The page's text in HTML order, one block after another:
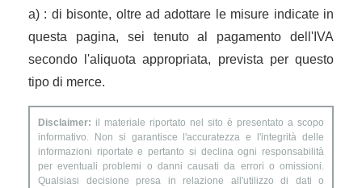
a) : di bisonte, oltre ad adottare le misure indicate in
questa pagina, sei tenuto al pagamento dell'IVA
secondo l'aliquota appropriata, prevista per questo
tipo di merce.
Disclaimer: il materiale riportato nel sito è presentato a scopo
informativo. Non si garantisce l'accuratezza e l'integrità delle
informazioni riportate e pertanto si declina ogni responsabilità
per eventuali problemi o danni causati da errori o omissioni.
Qualsiasi decisione presa in relazione all'utilizzo di dati o